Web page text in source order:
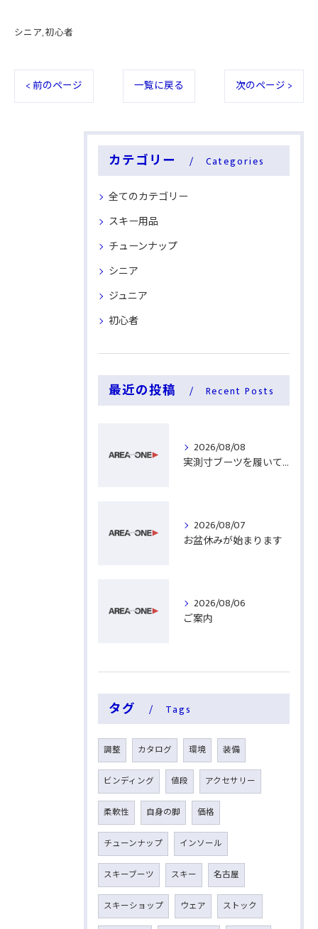
シニア 初心者
< 前のページ 一覧に戻る 次のページ >
カテゴリー Categories
全てのカテゴリー
スキー用品
チューンナップ
シニア
ジュニア
初心者
最近の投稿 Recent Posts
2026/08/08
実測寸ブーツを履いてみる
2026/08/07
お盆休みが始まります
2026/08/06
ご案内
タグ Tags
調整 カタログ 環境 装備
ビンディング 値段 アクセサリー
柔軟性 自身の脚 価格
チューンナップ インソール
スキーブーツ スキー 名古屋
スキーショップ ウェア ストック